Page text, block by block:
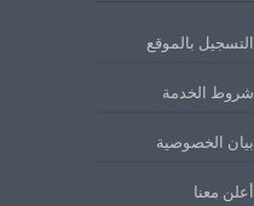
التسجيل بالموقع
شروط الخدمة
بيان الخصوصية
أعلن معنا